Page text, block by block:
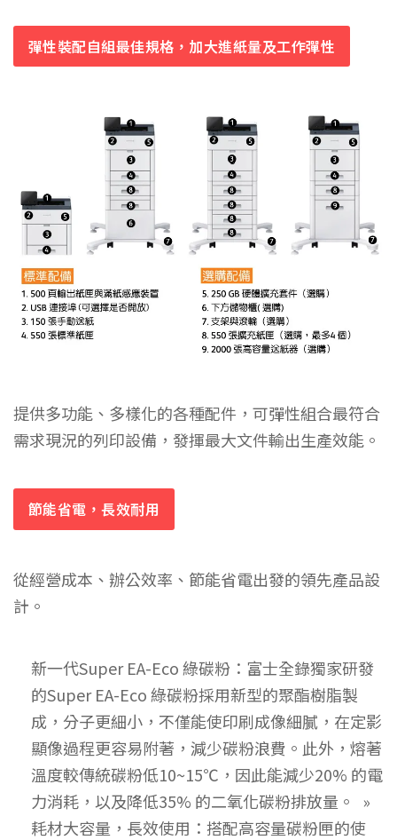
彈性裝配自組最佳規格，加大進紙量及工作彈性
提供多功能、多樣化的各種配件，可彈性組合最符合
需求現況的列印設備，發揮最大文件輸出生產效能。
節能省電，長效耐用
從經營成本、辦公效率、節能省電出發的領先產品設
計。
新一代Super EA-Eco 綠碳粉：富士全錄獨家研發
的Super EA-Eco 綠碳粉採用新型的聚酯樹脂製
成，分子更細小，不僅能使印刷成像細膩，在定影
顯像過程更容易附著，減少碳粉浪費。此外，熔著
溫度較傳統碳粉低10~15℃，因此能減少20% 的電
力消耗，以及降低35% 的二氧化碳粉排放量。
耗材大容量，長效使用：搭配高容量碳粉匣的使